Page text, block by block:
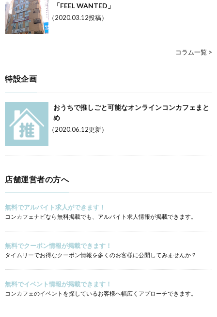
「FEEL WANTED」
（2020.03.12投稿）
コラム一覧 >
特設企画
おうちで推しごと可能なオンラインコンカフェまと
め
（2020.06.12更新）
店舗運営者の方へ
無料でアルバイト求人ができます！
コンカフェナビなら無料掲載でも、アルバイト求人情報が掲載できます。
無料でクーポン情報が掲載できます！
タイムリーでお得なクーポン情報を多くのお客様に公開してみませんか？
無料でイベント情報が掲載できます！
コンカフェのイベントを探しているお客様へ幅広くアプローチできます。